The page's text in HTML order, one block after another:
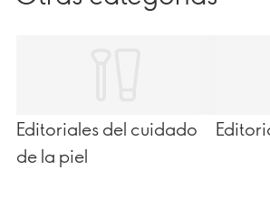
Editoriales del cuidado
de la piel